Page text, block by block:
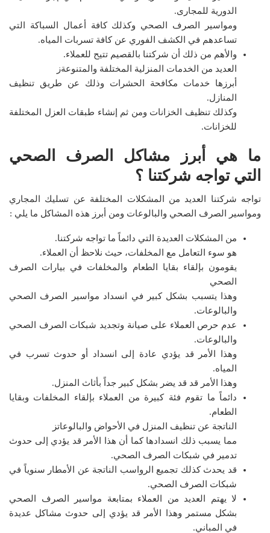
الدورية للمجارى.
ومواسير الصرف الصحي وكذلك كافة أعمال السباكة التي
تساعدهم في الكشف الفوري عن كافة تسربات المياه.
والأهم من ذلك أن شركتنا بالقصيم تتيح للعملاء.
العديد من الخدمات المنزلية المختلفة والمتنوعةز
أبرزها خدمات مكافحة الحشرات وذلك عن طريق تنظيف
المنازل.
وكذلك تنظيف الخزانات ومن ثم إنشاء طبقات العزل المختلفة
للخزانات.
ما هي أبرز مشاكل الصرف الصحي
التي تواجه شركتنا ؟
تواجه شركتنا العديد من المشكلات المختلفة عن تسليك المجاري
ومواسير الصرف الصحي والبالوعات ومن أبرز هذه المشاكل ما يلي :
من المشكلات العديدة التي دائماً ما تواجه شركتنا.
هو سوء التعامل مع المخلفات، حيث نلاحظ أن العملاء.
يقومون بإلقاء بقايا الطعام والمخلفات في بيارات الصرف
الصحي
وهذا يتسبب بشكل كبير في انسداد مواسير الصرف الصحي
والبالوعات.
عدم حرص العملاء على صيانة وتجديد شبكات الصرف الصحي
والبالوعات.
وهذا الأمر قد يؤدي عادة إلى انسداد أو حدوث تسرب في
المياه.
وهذا الأمر قد قد يضر بشكل كبير جداً بأثاث المنزل.
دائماً ما تقوم فئة كبيرة من العملاء بإلقاء المخلفات وبقايا
الطعام.
الناتجة عن تنظيف المنزل في الأحواض والبالوعاتز
مما يسبب ذلك انسدادها كما أن هذا الأمر قد يؤدي إلى حدوث
تدمير في شبكات الصرف الصحي.
قد يحدث كذلك تجميع الرواسب الناتجة عن الأمطار سنوياً في
شبكات الصرف الصحي.
لا يهتم العديد من العملاء بمتابعة مواسير الصرف الصحي
بشكل مستمر وهذا الأمر قد يؤدي إلى حدوث مشاكل عديدة
في المباني.